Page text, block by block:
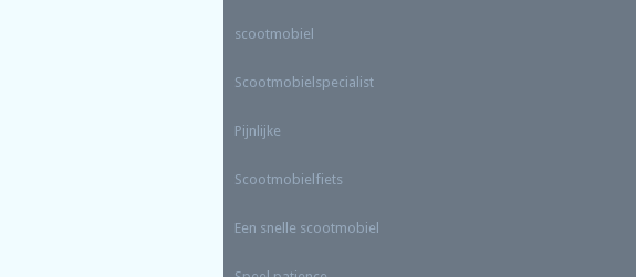
scootmobiel
Scootmobielspecialist
Pijnlijke
Scootmobielfiets
Een snelle scootmobiel